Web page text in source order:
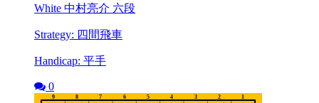
White 中村亮介 六段
Strategy: 四間飛車
Handicap: 平手
0